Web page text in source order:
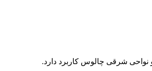
شرقی چالوس کاربرد دارد.